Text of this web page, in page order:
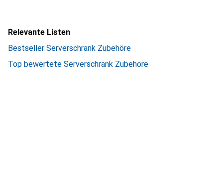
Relevante Listen
Bestseller Serverschrank Zubehöre
Top bewertete Serverschrank Zubehöre